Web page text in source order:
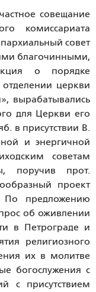
совещание
комиссариата
совет
благочинными,
о порядке
церкви
вырабатывались
для Церкви его
в присутствии В.
и энергичной
советам
поручив прот.
проект
По предложению
об оживлении
в Петрограде и
религиозного
их в молитве
богослужения с
с присутствием